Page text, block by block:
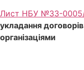
Лист НБУ №33-0005/
укладання
організаціями